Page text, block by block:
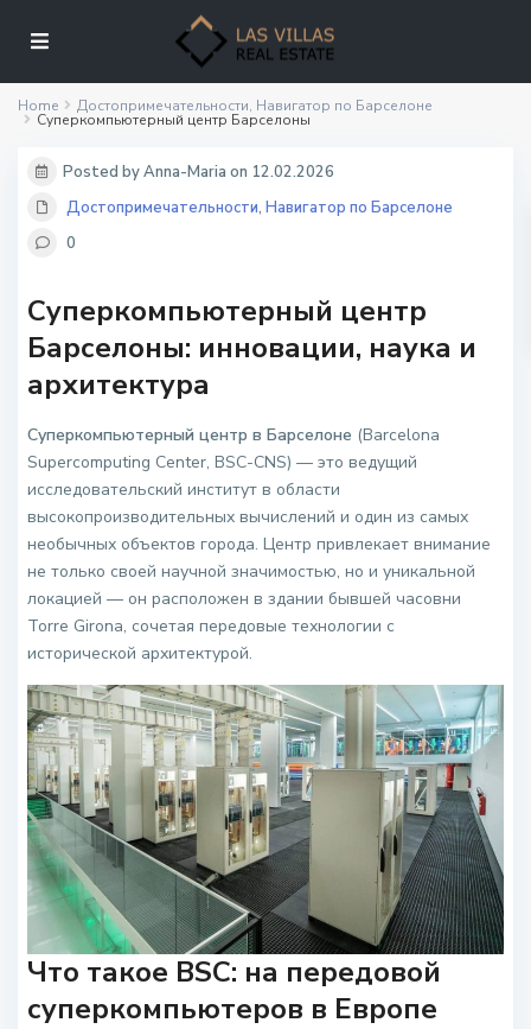
Home Достопримечательности, Навигатор по Барселоне
Суперкомпьютерный центр Барселоны
Posted by Anna-Maria on 12.02.2026
Достопримечательности,Навигатор по Барселоне
0
Суперкомпьютерный центр
Барселоны: инновации, наука и
архитектура
Суперкомпьютерный центр в Барселоне (Barcelona
Supercomputing Center, BSC-CNS) — это ведущий
исследовательский институт в области
высокопроизводительных вычислений и один из самых
необычных объектов города. Центр привлекает внимание
не только своей научной значимостью, но и уникальной
локацией — он расположен в здании бывшей часовни
Torre Girona, сочетая передовые технологии с
исторической архитектурой.
Что такое BSC: на передовой
суперкомпьютеров в Европе